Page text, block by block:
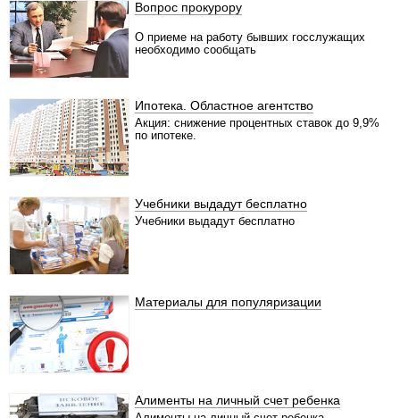
Вопрос прокурору
О приеме на работу бывших госслужащих
необходимо сообщать
Ипотека. Областное агентство
Акция: снижение процентных ставок до 9,9%
по ипотеке.
Учебники выдадут бесплатно
Учебники выдадут бесплатно
Материалы для популяризации
Алименты на личный счет ребенка